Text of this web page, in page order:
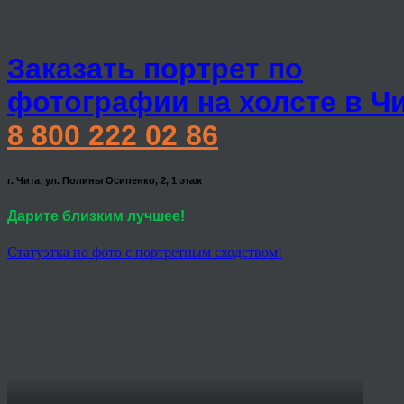
Заказать портрет по
фотографии на холсте в
8 800 222 02 86
г. Чита, ул. Полины Осипенко, 2, 1 этаж
Дарите близким лучшее!
Статуэтка по фото с портретным сходством!